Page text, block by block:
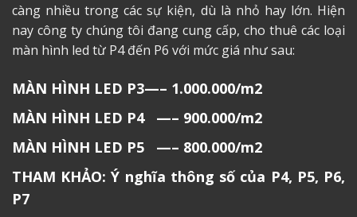
càng nhiều trong các sự kiện, dù là nhỏ hay lớn. Hiện
nay công ty chúng tôi đang cung cấp, cho thuê các loại
màn hình led từ P4 đến P6 với mức giá như sau:
MÀN HÌNH LED P3—– 1.000.000/m2
MÀN HÌNH LED P4 —– 900.000/m2
MÀN HÌNH LED P5 —– 800.000/m2
THAM KHẢO: Ý nghĩa thông số của P4, P5, P6,
P7